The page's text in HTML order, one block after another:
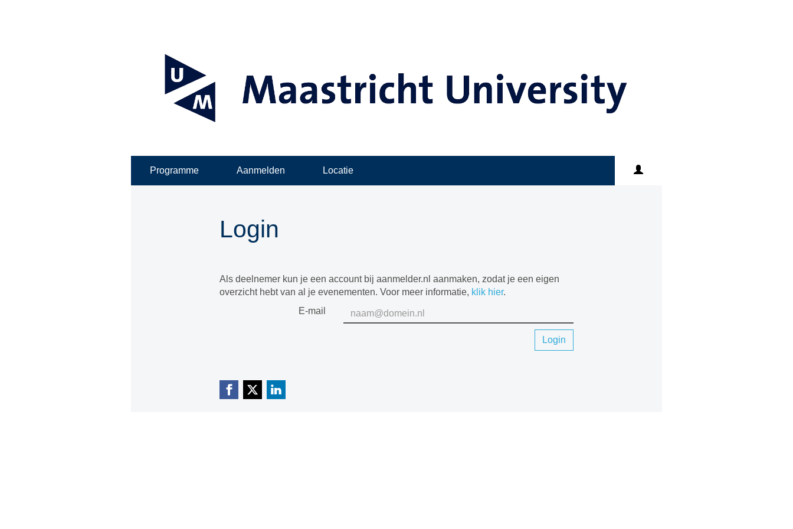
Programme Aanmelden Locatie
Login
Als deelnemer kun je een account bij aanmelder.nl aanmaken, zodat je een eigen
overzicht hebt van al je evenementen. Voor meer informatie, klik hier.
E-mail
Login